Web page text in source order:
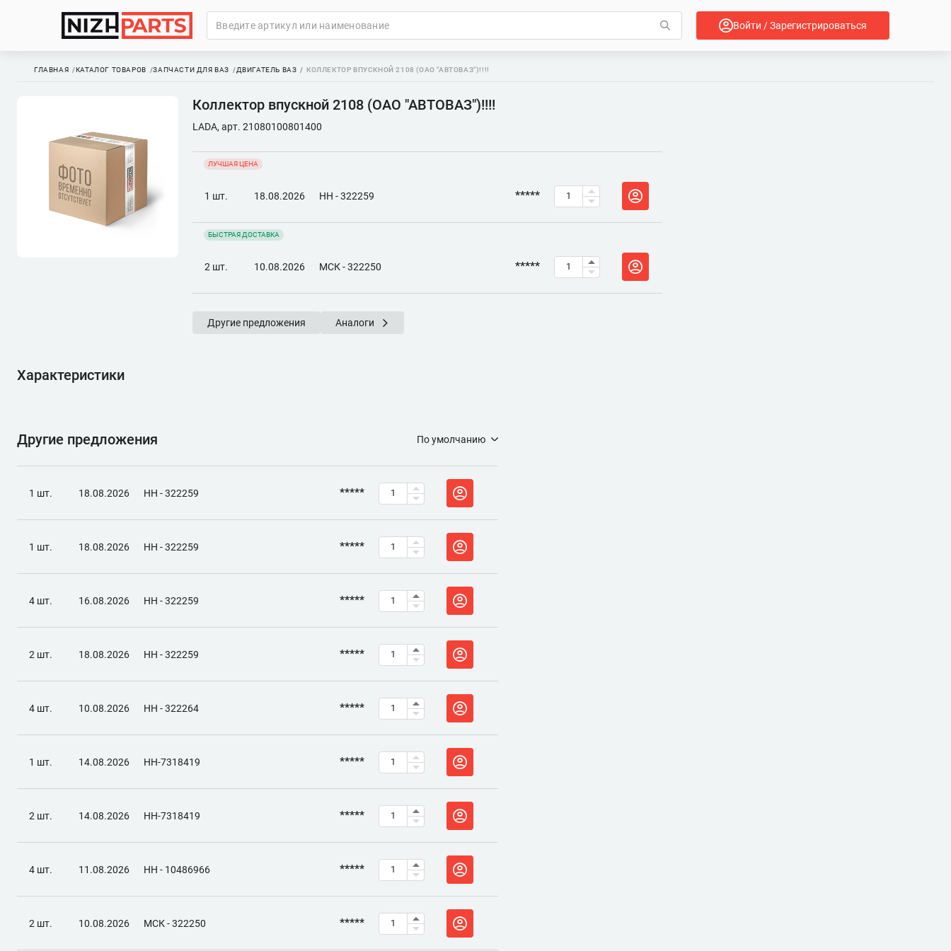
Войти / Зарегистрироваться
ГЛАВНАЯ КАТАЛОГ ТОВАРОВ ЗАПЧАСТИ ДЛЯ ВАЗ ДВИГАТЕЛЬ ВАЗ КОЛЛЕКТОР ВПУСКНОЙ 2108 (ОАО "АВТОВАЗ")!!!!
Коллектор впускной 2108 (ОАО "АВТОВАЗ")!!!!
LADA, арт. 21080100801400
ЛУЧШАЯ ЦЕНА
1 шт. 18.08.2026 НН - 322259 *****
БЫСТРАЯ ДОСТАВКА
2 шт. 10.08.2026 МСК - 322250 *****
Другие предложения Аналоги
Характеристики
Другие предложения По умолчанию
1 шт. 18.08.2026 НН - 322259 *****
1 шт. 18.08.2026 НН - 322259 *****
4 шт. 16.08.2026 НН - 322259 *****
2 шт. 18.08.2026 НН - 322259 *****
4 шт. 10.08.2026 НН - 322264 *****
1 шт. 14.08.2026 НН-7318419 *****
2 шт. 14.08.2026 НН-7318419 *****
4 шт. 11.08.2026 НН - 10486966 *****
2 шт. 10.08.2026 МСК - 322250 *****